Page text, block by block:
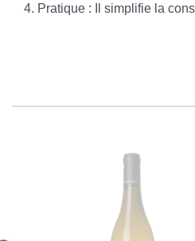
Pratique : Il simplifie la